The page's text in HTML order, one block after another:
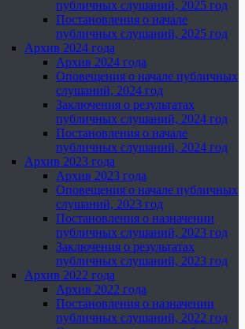
публичных слушаний, 2025 год
Постановления о начале
публичных слушаний, 2025 год
Архив 2024 года
Архив 2024 года
Оповещения о начале публичных
слушаний, 2024 год
Заключения о результатах
публичных слушаний, 2024 год
Постановления о начале
публичных слушаний, 2024 год
Архив 2023 года
Архив 2023 года
Оповещения о начале публичных
слушаний, 2023 год
Постановления о назначении
публичных слушаний, 2023 год
Заключения о результатах
публичных слушаний, 2023 год
Архив 2022 года
Архив 2022 года
Постановления о назначении
публичных слушаний, 2022 год